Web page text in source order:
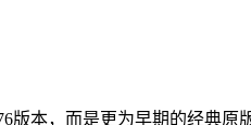
版本，而是更为早期的经典